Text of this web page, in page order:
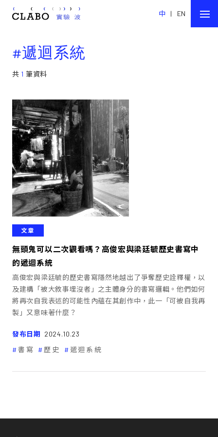
中 | EN
#遞迴系統
共 1 筆資料
文章
無頭鬼可以二次觀看嗎？高俊宏與梁廷毓歷史書寫中
的遞迴系統
高俊宏與梁廷毓的歷史書寫隱然地越出了爭奪歷史詮釋權，以
及建構「被大敘事埋沒者」之主體身分的書寫邏輯。他們如何
將再次自我表述的可能性內蘊在其創作中，此一「可被自我再
製」又意味著什麼？
發布日期 2024.10.23
書寫
歷史 遞迴系統